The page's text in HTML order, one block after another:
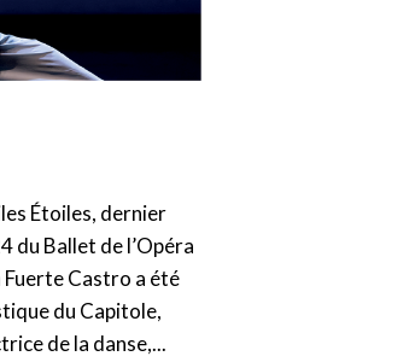
Étoiles, dernier
du Ballet de l’Opéra
Castro a été
du Capitole,
de la danse,...